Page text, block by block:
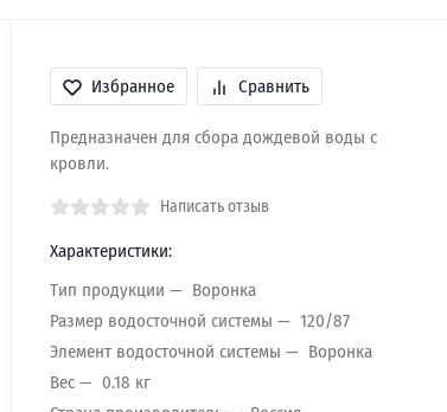
Избранное Сравнить
Предназначен для сбора дождевой воды с
кровли.
Написать отзыв
Характеристики:
Тип продукции
Воронка
Размер водосточной системы
120/87
Элемент водосточной системы
Воронка
Вес
0.18 кг